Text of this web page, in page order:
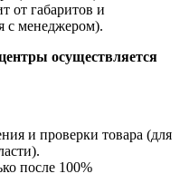
от габаритов и
с менеджером).
осуществляется
и проверки товара (для
после 100%